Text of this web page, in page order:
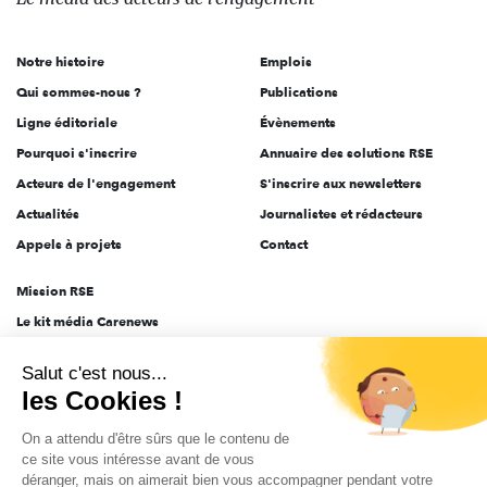
l'engagement
Notre histoire
Qui sommes-nous ?
Ligne éditoriale
Pourquoi s'inscrire
Acteurs de l'engagement
Actualités
Appels à projets
Emplois
Publications
Évènements
Annuaire des solutions RSE
S'inscrire aux newsletters
Journalistes et rédacteurs
Contact
Mission RSE
Le kit média Carenews
AEF info
Novethic
PRODURABLE
Inclusiv Day
Salut c'est nous...
les Cookies !
On a attendu d'être sûrs que le contenu de
ce site vous intéresse avant de vous
déranger, mais on aimerait bien vous accompagner pendant votre